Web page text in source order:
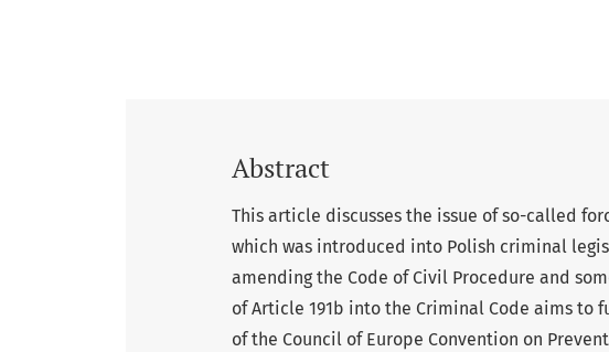
Abstract
This article discusses the issue of so-called
which was introduced into Polish criminal
amending the Code of Civil Procedure and
of Article 191b into the Criminal Code aims
of the Council of Europe Convention on